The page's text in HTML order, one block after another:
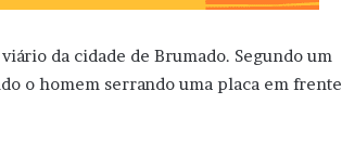
da cidade de Brumado. Segundo um
o homem serrando uma placa em frente